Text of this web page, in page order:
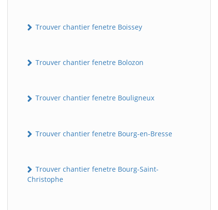
Trouver chantier fenetre Boissey
Trouver chantier fenetre Bolozon
Trouver chantier fenetre Bouligneux
Trouver chantier fenetre Bourg-en-Bresse
Trouver chantier fenetre Bourg-Saint-
Christophe